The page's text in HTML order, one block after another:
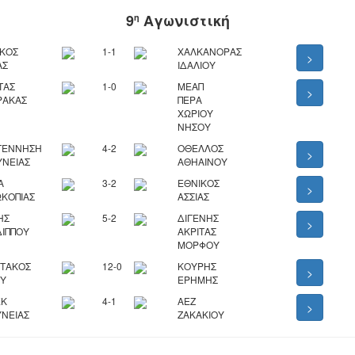
9η Αγωνιστική
1-1
ΧΑΛΚΑΝΟΡΑΣ
ΙΔΑΛΙΟΥ
>
1-0
ΜΕΑΠ
ΠΕΡΑ
ΧΩΡΙΟΥ
ΝΗΣΟΥ
>
4-2
ΟΘΕΛΛΟΣ
ΑΘΗΑΙΝΟΥ
>
3-2
ΕΘΝΙΚΟΣ
ΑΣΣΙΑΣ
>
5-2
ΔΙΓΕΝΗΣ
ΑΚΡΙΤΑΣ
ΜΟΡΦΟΥ
>
12-0
ΚΟΥΡΗΣ
ΕΡΗΜΗΣ
>
4-1
ΑΕΖ
ΖΑΚΑΚΙΟΥ
>